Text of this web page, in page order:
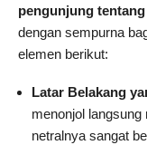
pengunjung
dengan sempurna
elemen berikut:
Latar Belakang
menonjol
netralnya sangat